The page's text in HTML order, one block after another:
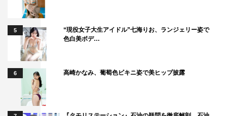
ら、きっと「俺がとどめを刺したい」とごく当たり前に思
うはずですが、それを仲間たちは譲っていくわけじゃない
ですか。「総司か歳さんしか勝てないから先へ行ってく
れ」と言って。そこに胸が熱くなりました。何よりも、鴨
という人間は歳三にとって炎をもらえる存在だったんだと
思っていて、「自分を走らせる炎を燃やす場所ってどこ
だ？ こいつしかいねぇだろ！」と思わせてくれて、かつ
純粋に「強くなりたい」自分をたぎらせてくれる人だった
5
“現役女子大生アイドル”七海りお、ランジェリー姿で
色白美ボデ…
6 高崎かなみ、葡萄色ビキニ姿で美ヒップ披露